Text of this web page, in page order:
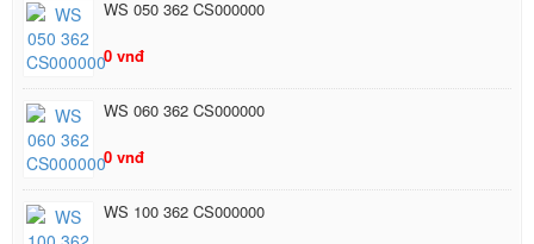
WS 050 362 CS000000
0 vnđ
WS 060 362 CS000000
0 vnđ
WS 100 362 CS000000